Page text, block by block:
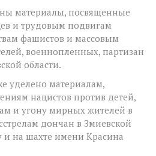
материалы, посвященные
и трудовым подвигам
фашистов и массовым
военнопленных, партизан
области.
уделено материалам,
нацистов против детей,
и угону мирных жителей в
дончан в Змиевской
и на шахте имени Красина